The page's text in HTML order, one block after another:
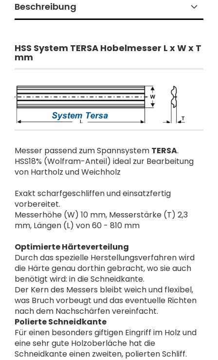
Beschreibung
​HSS System TERSA Hobelmesser L x W x T
mm
Messer passend zum Spannsystem TERSA.
HSS18% (Wolfram-Anteil) ideal zur Bearbeitung
von Hartholz und Weichholz
Exakt scharfgeschliffen und einsatzfertig
vorbereitet.
Messerhöhe (W) 10 mm, Messerstärke (T) 2,3
mm, Längen (L) von 60 - 810 mm
Optimierte Härteverteilung
Durch das spezielle Herstellungsverfahren wird
die Härte genau dorthin gebracht, wo sie auch
benötigt wird: in die Schneidkante.
Der Kern des Messers bleibt weich und flexibel,
was Bruch vorbeugt und das eventuelle Richten
nach dem Nachschärfen vereinfacht.
Polierte Schneidkante
Für einen besonders giftigen Eingriff im Holz und
eine sehr gute Holzoberläche hat die
Schneidkante einen zweiten, polierten Schliff.